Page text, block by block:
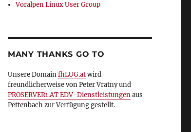
Voralpen Linux User Group
MANY THANKS GO TO
Unsere DomainfhLUG.atwird
freundlicherweise von Peter Vratny und
PROSERVER1.AT EDV-Dienstleistungenaus
Pettenbach zur Verfügung gestellt.